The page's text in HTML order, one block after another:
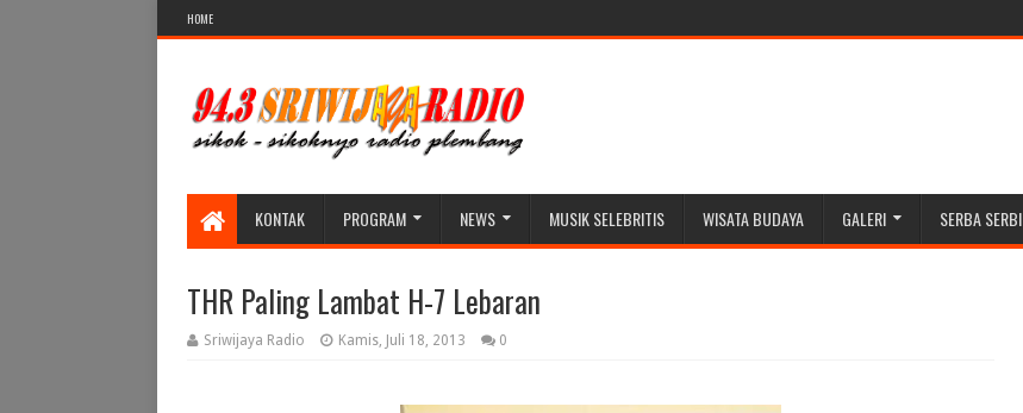
HOME
KONTAK PROGRAM NEWS MUSIK SELEBRITIS WISATA BUDAYA GALERI SERBA SERBI
THR Paling Lambat H-7 Lebaran
Sriwijaya Radio Kamis, Juli 18, 2013 0